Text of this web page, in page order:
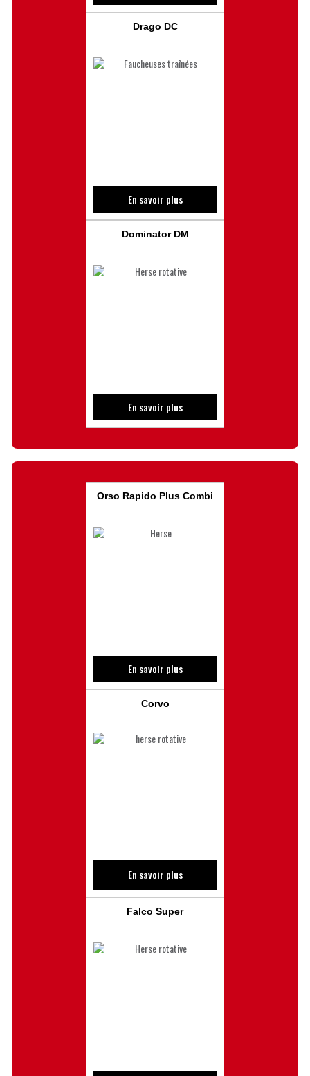
Drago DC
En savoir plus
Dominator DM
En savoir plus
Orso Rapido Plus Combi
En savoir plus
Corvo
En savoir plus
Falco Super